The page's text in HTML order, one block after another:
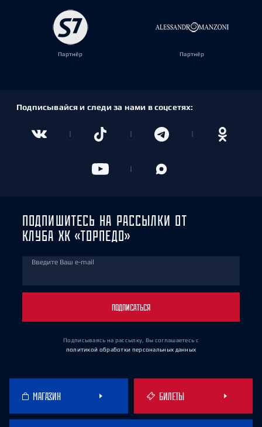
Партнёр Партнёр
Подписывайся и следи за нами в соцсетях:
ПОДПИШИТЕСЬ НА РАССЫЛКИ ОТ
КЛУБА ХК «ТОРПЕДО»
Введите Ваш e-mail
ПОДПИСАТЬСЯ
Подписываясь на рассылку, Вы соглашаетесь с
политикой обработки персональных данных
МАГАЗИН БИЛЕТЫ